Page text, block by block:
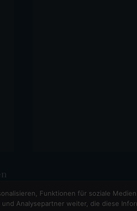
Funktionen für soziale
Analysepartner weiter, die diese